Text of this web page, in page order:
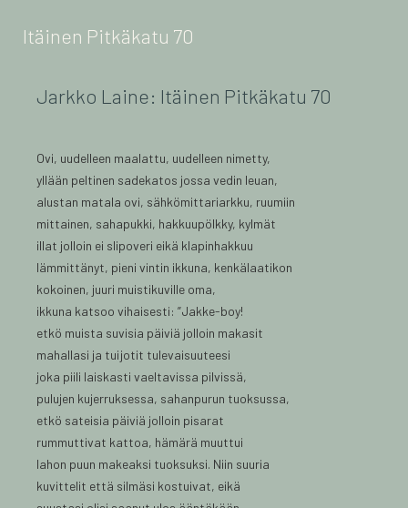
Itäinen Pitkäkatu 70
Jarkko Laine: Itäinen Pitkäkatu 70
Ovi, uudelleen maalattu, uudelleen nimetty,
yllään peltinen sadekatos jossa vedin leuan,
alustan matala ovi, sähkömittariarkku, ruumiin
mittainen, sahapukki, hakkuupölkky, kylmät
illat jolloin ei slipoveri eikä klapinhakkuu
lämmittänyt, pieni vintin ikkuna, kenkälaatikon
kokoinen, juuri muistikuville oma,
ikkuna katsoo vihaisesti: ”Jakke-boy!
etkö muista suvisia päiviä jolloin makasit
mahallasi ja tuijotit tulevaisuuteesi
joka piili laiskasti vaeltavissa pilvissä,
pulujen kujerruksessa, sahanpurun tuoksussa,
etkö sateisia päiviä jolloin pisarat
rummuttivat kattoa, hämärä muuttui
lahon puun makeaksi tuoksuksi. Niin suuria
kuvittelit että silmäsi kostuivat, eikä